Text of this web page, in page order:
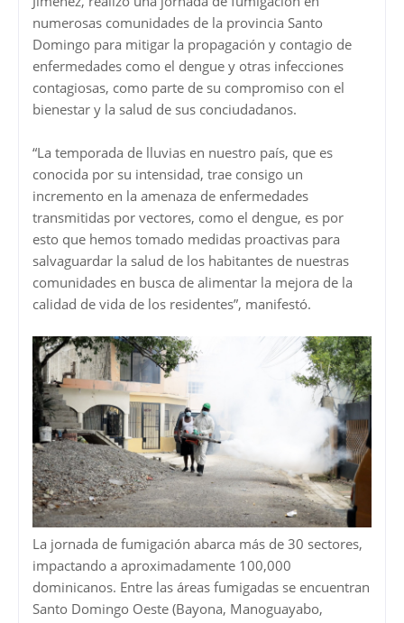
numerosas comunidades de la provincia Santo
Domingo para mitigar la propagación y contagio de
enfermedades como el dengue y otras infecciones
contagiosas, como parte de su compromiso con el
bienestar y la salud de sus conciudadanos.
“La temporada de lluvias en nuestro país, que es
conocida por su intensidad, trae consigo un
incremento en la amenaza de enfermedades
transmitidas por vectores, como el dengue, es por
esto que hemos tomado medidas proactivas para
salvaguardar la salud de los habitantes de nuestras
comunidades en busca de alimentar la mejora de la
calidad de vida de los residentes”, manifestó.
La jornada de fumigación abarca más de 30 sectores,
impactando a aproximadamente 100,000
dominicanos. Entre las áreas fumigadas se encuentran
Santo Domingo Oeste (Bayona, Manoguayabo,